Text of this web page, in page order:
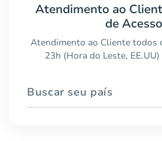
Atendimento ao
de Acesso
Atendimento ao Cliente todos
23h (Hora do Leste,
Buscar seu país